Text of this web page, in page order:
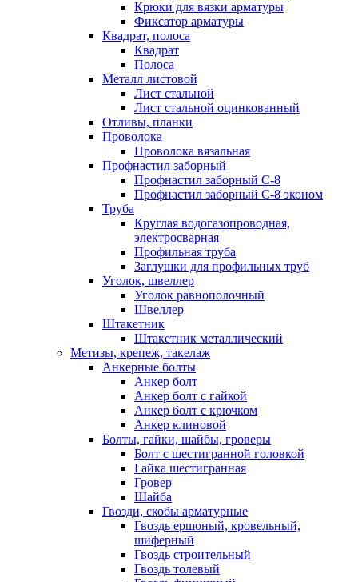
Крюки для вязки арматуры
Фиксатор арматуры
Квадрат, полоса
Квадрат
Полоса
Металл листовой
Лист стальной
Лист стальной оцинкованный
Отливы, планки
Проволока
Проволока вязальная
Профнастил заборный
Профнастил заборный С-8
Профнастил заборный С-8 эконом
Труба
Круглая водогазопроводная,
электросварная
Профильная труба
Заглушки для профильных труб
Уголок, швеллер
Уголок равнополочный
Швеллер
Штакетник
Штакетник металлический
Метизы, крепеж, такелаж
Анкерные болты
Анкер болт
Анкер болт с гайкой
Анкер болт с крючком
Анкер клиновой
Болты, гайки, шайбы, гроверы
Болт c шестигранной головкой
Гайка шестигранная
Гровер
Шайба
Гвозди, скобы арматурные
Гвоздь ершоный, кровельный,
шиферный
Гвоздь строительный
Гвоздь толевый